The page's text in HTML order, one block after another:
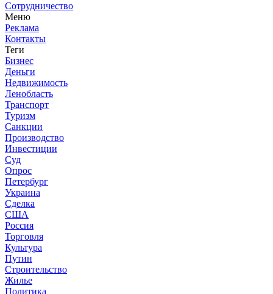
Сотрудничество
Меню
Реклама
Контакты
Теги
Бизнес
Деньги
Недвижимость
Ленобласть
Транспорт
Туризм
Санкции
Производство
Инвестиции
Суд
Опрос
Петербург
Украина
Сделка
США
Россия
Торговля
Культура
Путин
Строительство
Жилье
Политика